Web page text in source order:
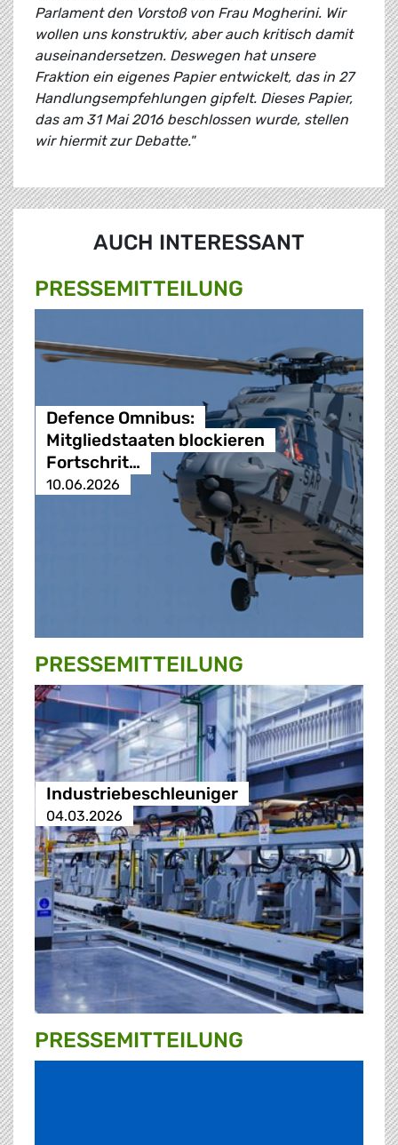
Parlament den Vorstoß von Frau Mogherini. Wir
wollen uns konstruktiv, aber auch kritisch damit
auseinandersetzen. Deswegen hat unsere
Fraktion ein eigenes Papier entwickelt, das in 27
Handlungsempfehlungen gipfelt. Dieses Papier,
das am 31 Mai 2016 beschlossen wurde, stellen
wir hiermit zur Debatte."
AUCH INTERESSANT
PRESSE­MITTEILUNG
Defence Omnibus:
Mitgliedstaaten blockieren
Fortschrit…
10.06.2026
PRESSE­MITTEILUNG
Industriebeschleuniger
04.03.2026
PRESSE­MITTEILUNG